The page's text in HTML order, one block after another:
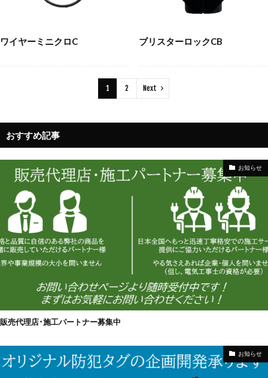
ワイヤーミニクロC ブリスターロックCB
1 2 Next
おすすめ記事
お知らせ
販売代理店･施工パートナー募集中
お知らせ